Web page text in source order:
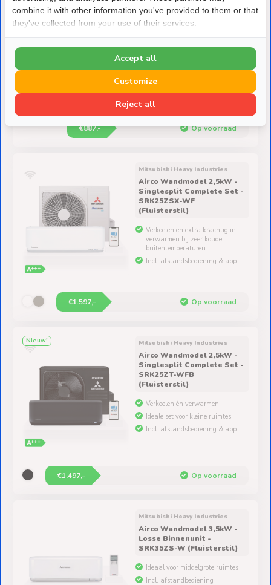
Verkoelen én verwarmen
Ideale set voor kleine ruimtes
Incl. afstandsbediening & app
€1.017,-
€130,- voordeel
€887,-
Op voorraad
Airco Wandmodel 2,5kW -
Singlesplit Complete Set -
SRK25ZSX-WF
(Fluisterstil)
Verkoelen en extra krachtig in
verwarmen bij zeer koude
buitentemperaturen
Incl. afstandsbediening & app
Airco Wandmodel 2,5kW -
Singlesplit Complete Set -
SRK25ZT-WFB
(Fluisterstil)
Verkoelen én verwarmen
Ideale set voor kleine ruimtes
Incl. afstandsbediening & app
Airco Wandmodel 3,5kW -
Losse Binnenunit -
SRK35ZS-W (Fluisterstil)
Ideaal voor middelgrote ruimtes
Incl. afstandbediening
Geschikt voor single- en multisplit
Reject all
Customize
Accept all